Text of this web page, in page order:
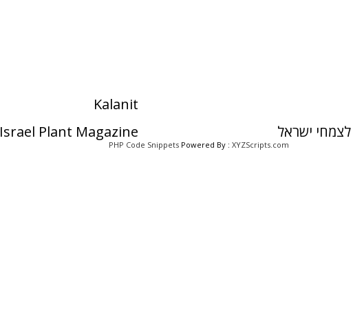
ישראל
Kalanit
Israel Plant Magazine
PHP Code Snippets Powered By : XYZScripts.com